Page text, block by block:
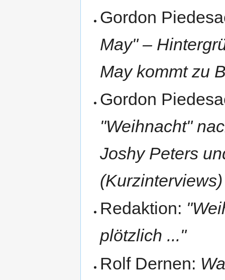
Gordon
May" –
May kommt zu
Gordon
"Weihnacht"
Joshy Peters
(Kurzinterviews)
Redaktion:
plötzlich ..."
Rolf Dernen: